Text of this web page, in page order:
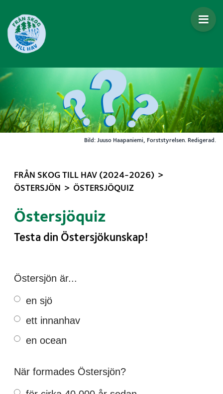
Bild: Juuso Haapaniemi, Forststyrelsen. Redigerad.
FRÅN SKOG TILL HAV (2024-2026) >
ÖSTERSJÖN
> ÖSTERSJÖQUIZ
Östersjöquiz
Testa din Östersjökunskap!